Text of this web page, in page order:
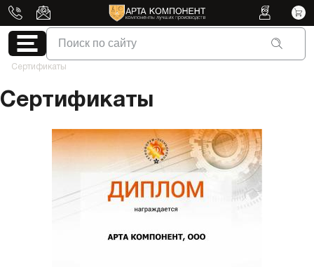
Поиск по сайту
Сертификаты
Сертификаты